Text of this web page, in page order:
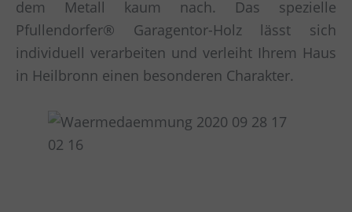
dem Metall kaum nach. Das spezielle
Pfullendorfer® Garagentor-Holz lässt sich
individuell verarbeiten und verleiht Ihrem Haus
in Heilbronn einen besonderen Charakter.